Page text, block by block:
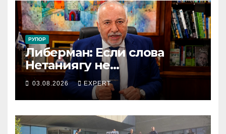
РУПОР
Либерман: Если слова
Нетаниягу не
предвыборный трюк, пусть
докажет это делом
03.08.2026 EXPERT